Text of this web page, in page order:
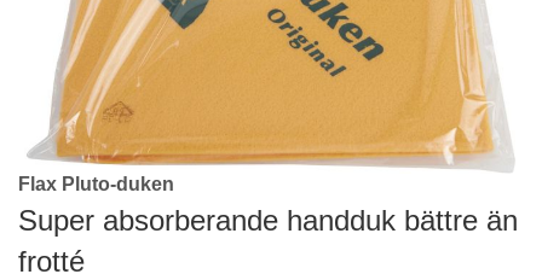
Skip
to
the
beginning
Flax Pluto-duken
Super absorberande handduk bättre än
frotté